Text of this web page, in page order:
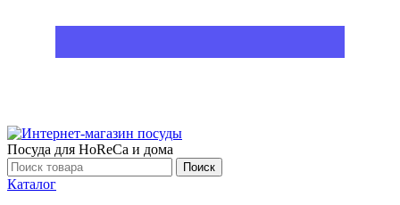
Посуда для HoReCa и дома
Поиск
Каталог